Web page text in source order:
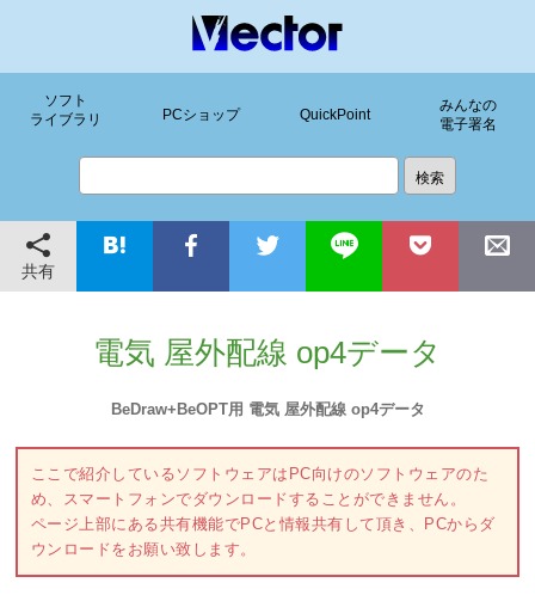
ソフト
ライブラリ
PCショップ QuickPoint
みんなの
電子署名
共有
電気 屋外配線 op4データ
BeDraw+BeOPT用 電気 屋外配線 op4データ
ここで紹介しているソフトウェアはPC向けのソフトウェアのた
め、スマートフォンでダウンロードすることができません。
ページ上部にある共有機能でPCと情報共有して頂き、PCからダ
ウンロードをお願い致します。